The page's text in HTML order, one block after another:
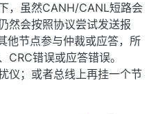
，虽然CANH/CANL短路会
然会按照协议尝试发送报
他节点参与仲裁或应答，所
CRC错误或应答错误。
仪；或者总线上再挂一个节